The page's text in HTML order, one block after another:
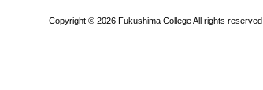
Copyright © 2026 Fukushima College All rights reserved.